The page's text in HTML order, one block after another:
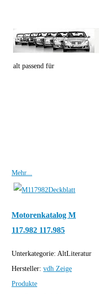
alt passend für
Mehr...
Motorenkatalog M
117.982 117.985
Unterkategorie: AltLiteratur
Hersteller: vdh Zeige
Produkte